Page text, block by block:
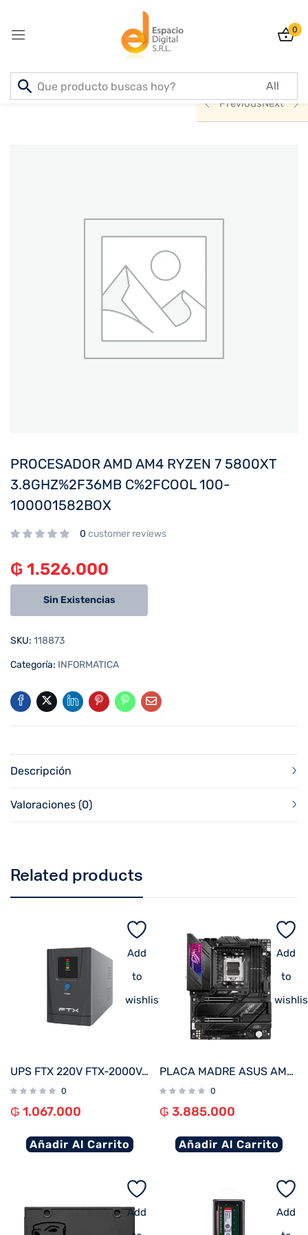
0
Inicio PRODUCTOS
INFORMATICA
PreviousNext
PROCESADOR AMD AM4 RYZEN 7 5800XT
3.8GHZ%2F36MB C%2FCOOL 100-
100001582BOX
0 customer reviews
₲ 1.526.000
Sin Existencias
SKU: 118873
Categoría: INFORMATICA
Descripción
Valoraciones (0)
Related products
Add
to
wishlist
UPS FTX 220V FTX-2000VA / 1200W NEMA UNIVERSAL
0
₲ 1.067.000
Añadir Al Carrito
Add
to
PLACA MADRE ASUS AM5 ROG STRIX X670E-E GAMING WIFI S/R/HDMI/DP/WIFI/4M2/DP/USB3.2/DDR5/ATX
0
₲ 3.885.000
Añadir Al Carrito
Add
Add
Sign in
Create an account